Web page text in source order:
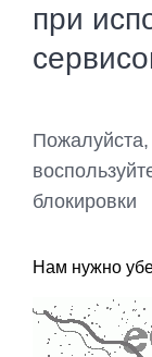
при
блокировки
Нам нужно